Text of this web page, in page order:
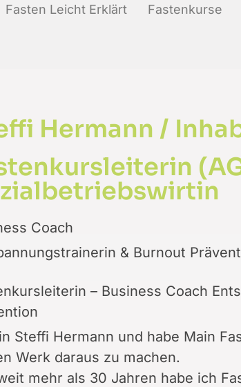
Fasten Leicht Erklärt Fastenkurse
Hermann /
Coach
& Burnout
– Business Coach
Steffi Hermann und habe Main
Werk daraus zu machen.
mehr als 30 Jahren habe ich